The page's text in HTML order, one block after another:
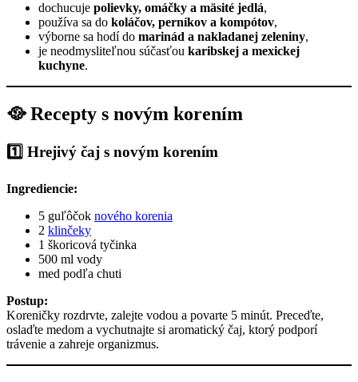
dochucuje polievky, omáčky a mäsité jedlá,
používa sa do koláčov, perníkov a kompótov,
výborne sa hodí do marinád a nakladanej zeleniny,
je neodmysliteľnou súčasťou karibskej a mexickej
kuchyne.
🥘 Recepty s novým korením
1️⃣ Hrejivý čaj s novým korením
Ingrediencie:
5 guľôčok nového korenia
2 klinčeky
1 škoricová tyčinka
500 ml vody
med podľa chuti
Postup:
Koreničky rozdrvte, zalejte vodou a povarte 5 minút. Preceďte,
oslaďte medom a vychutnajte si aromatický čaj, ktorý podporí
trávenie a zahreje organizmus.